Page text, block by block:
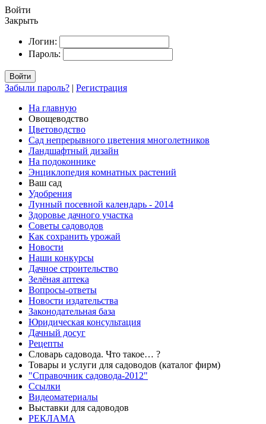
Войти
Закрыть
Логин:
Пароль:
Войти
Забыли пароль? | Регистрация
На главную
Овощеводство
Цветоводство
Сад непрерывного цветения многолетников
Ландшафтный дизайн
На подоконнике
Энциклопедия комнатных растений
Ваш сад
Удобрения
Лунный посевной календарь - 2014
Здоровье дачного участка
Советы садоводов
Как сохранить урожай
Новости
Наши конкурсы
Дачное строительство
Зелёная аптека
Вопросы-ответы
Новости издательства
Законодательная база
Юридическая консультация
Дачный досуг
Рецепты
Словарь садовода. Что такое… ?
Товары и услуги для садоводов (каталог фирм)
"Справочник садовода-2012"
Ссылки
Видеоматериалы
Выставки для садоводов
РЕКЛАМА